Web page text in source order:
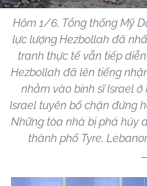
Hôm 1/6, Tổng thống Mỹ
lực lượng Hezbollah đã
tranh thực tế vẫn tiếp
Hezbollah đã lên tiếng
nhằm vào binh sĩ Israel
Israel tuyên bố chặn đứng
Những tòa nhà bị phá hủy
thành phố Tyre,